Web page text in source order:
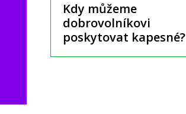
Kdy můžeme
dobrovolníkovi
poskytovat kapesné?